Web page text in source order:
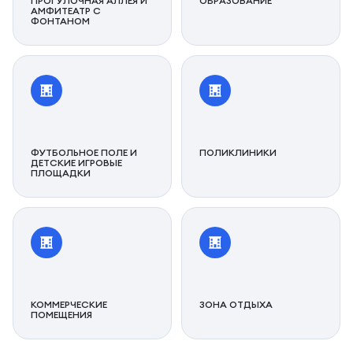
АМФИТЕАТР С
ФОНТАНОМ
ФУТБОЛЬНОЕ ПОЛЕ И
ДЕТСКИЕ ИГРОВЫЕ
ПЛОЩАДКИ
ПОЛИКЛИНИКИ
КОММЕРЧЕСКИЕ
ПОМЕЩЕНИЯ
ЗОНА ОТДЫХА